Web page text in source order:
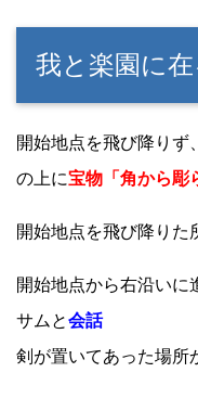
我と楽園に
開始地点を飛び降りず
の上に宝物「角から彫
開始地点を飛び降りた
開始地点から右沿いに
サムと会話
剣が置いてあった場所